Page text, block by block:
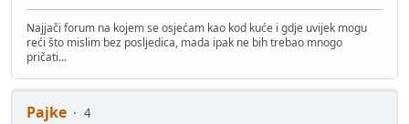
Najjači forum na kojem se osjećam kao kod kuće i gdje uvijek mogu
reći što mislim bez posljedica, mada ipak ne bih trebao mnogo
pričati...
Pajke
4